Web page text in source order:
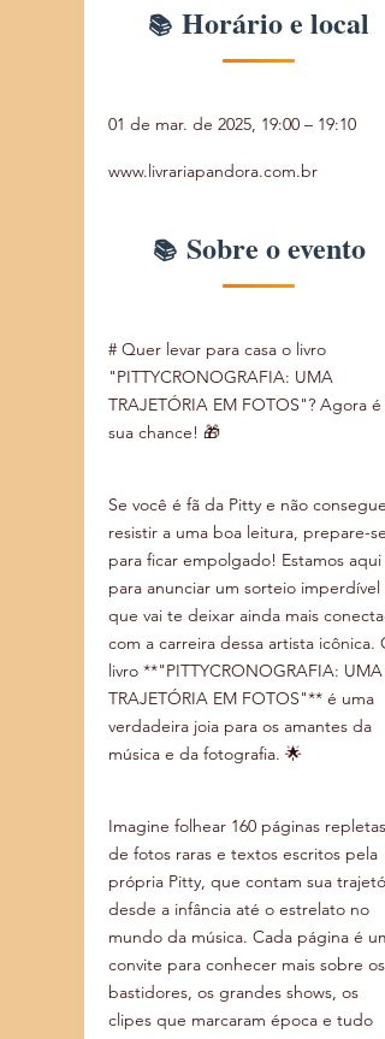
Horário e local
01 de mar. de 2025, 19:00 – 19:10
www.livrariapandora.com.br
Sobre o evento
# Quer levar para casa o livro
"PITTYCRONOGRAFIA: UMA
TRAJETÓRIA EM FOTOS"? Agora é
sua chance! 🎁
Se você é fã da Pitty e não consegue
resistir a uma boa leitura, prepare-se
para ficar empolgado! Estamos aqui
para anunciar um sorteio imperdível
que vai te deixar ainda mais
com a carreira dessa artista icônica.
livro **"PITTYCRONOGRAFIA: UMA
TRAJETÓRIA EM FOTOS"** é uma
verdadeira joia para os amantes da
música e da fotografia. 🌟
Imagine folhear 160 páginas repletas
de fotos raras e textos escritos pela
própria Pitty, que contam sua
desde a infância até o estrelato no
mundo da música. Cada página é um
convite para conhecer mais sobre os
bastidores, os grandes shows, os
clipes que marcaram época e tudo